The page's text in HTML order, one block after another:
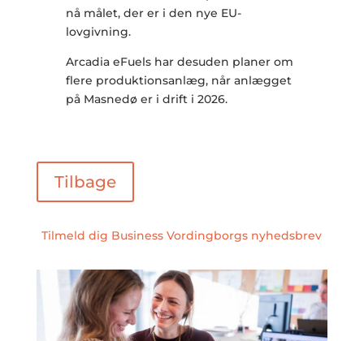
nå målet, der er i den nye EU-
lovgivning.
Arcadia eFuels har desuden planer om
flere produktionsanlæg, når anlægget
på Masnedø er i drift i 2026.
Tilbage
Tilmeld dig Business Vordingborgs nyhedsbrev